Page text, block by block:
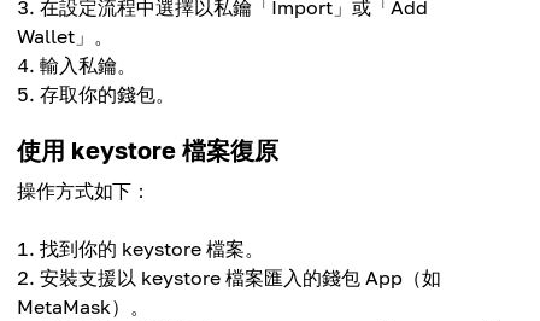
在設定流程中選擇以私鑰「Import」或「Add
Wallet」。
輸入私鑰。
存取你的錢包。
使用 keystore 檔案復原
操作方式如下：
找到你的 keystore 檔案。
安裝支援以 keystore 檔案匯入的錢包 App（如
MetaMask）。